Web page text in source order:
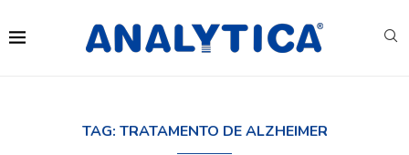
TAG: TRATAMENTO DE ALZHEIMER